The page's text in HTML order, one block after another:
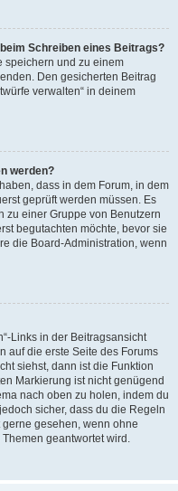
Schreiben eines Beitrags?
speichern und zu einem
Den gesicherten Beitrag
verwalten“ in deinem
werden?
dass in dem Forum, in dem
geprüft werden müssen. Es
zu einer Gruppe von Benutzern
begutachten möchte, bevor sie
die Board-Administration, wenn
Links in der Beitragsansicht
auf die erste Seite des Forums
siehst, dann ist die Funktion
Markierung ist nicht genügend
nach oben zu holen, indem du
sicher, dass du die Regeln
gesehen, wenn ohne
geantwortet wird.